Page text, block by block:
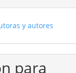
y autores
para